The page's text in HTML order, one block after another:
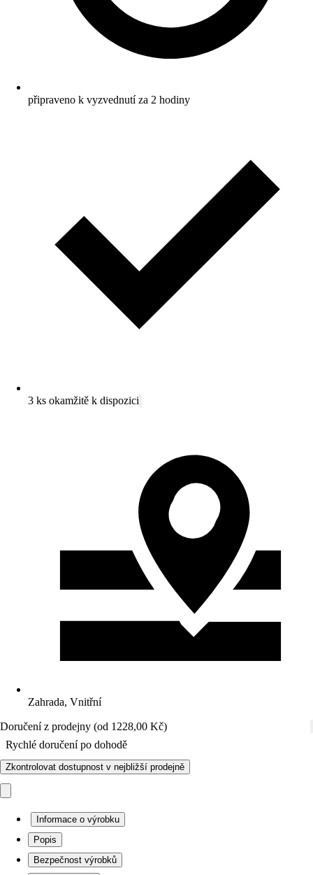
připraveno k vyzvednutí za 2 hodiny
3 ks okamžitě k dispozici
Zahrada, Vnitřní
Doručení z prodejny (od 1228,00 Kč)
Rychlé doručení po dohodě
Zkontrolovat dostupnost v nejbližší prodejně
Informace o výrobku
Popis
Bezpečnost výrobků